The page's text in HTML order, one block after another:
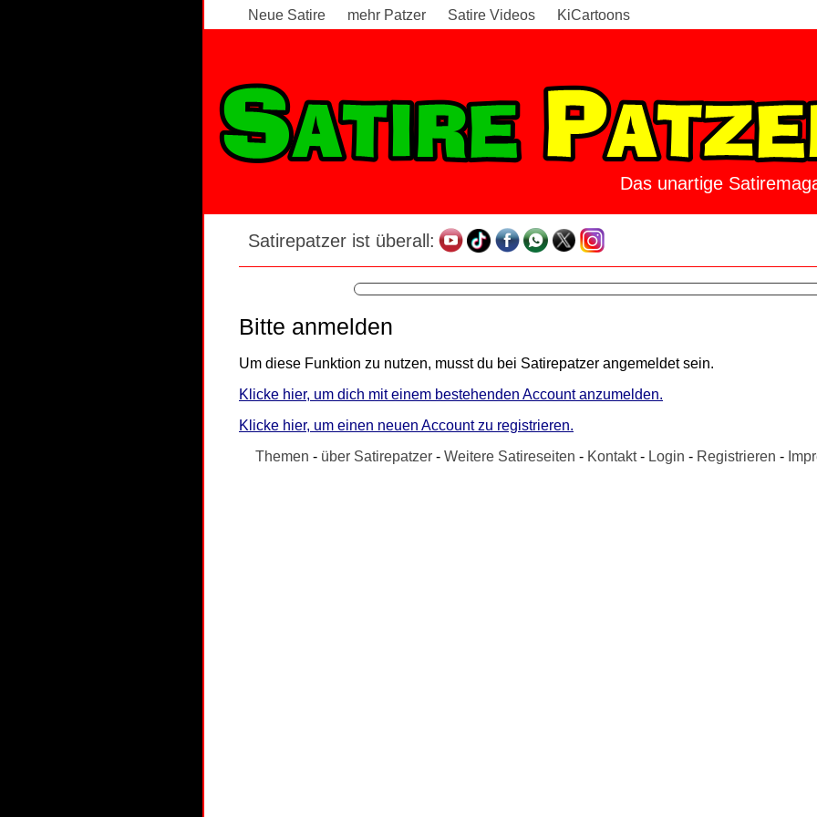
Neue Satire mehr Patzer Satire Videos KiCartoons
Das unartige
Satirepatzer ist überall:
Bitte anmelden
Um diese Funktion zu nutzen, musst du bei Satirepatzer angemeldet sein.
Klicke hier, um dich mit einem bestehenden Account anzumelden.
Klicke hier, um einen neuen Account zu registrieren.
Themen - über Satirepatzer - Weitere Satireseiten - Kontakt- Login - Registrieren -